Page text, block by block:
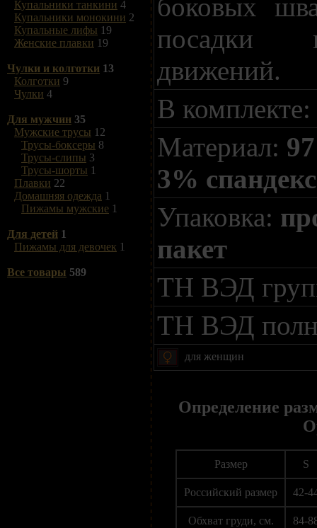
Купальники танкини 4
Купальники монокини 2
Купальные лифы 19
Женские плавки 19
Чулки и колготки 13
Колготки 9
Чулки 4
Для мужчин 35
Мужские трусы 12
Трусы-боксеры 8
Трусы-слипы 3
Трусы-шорты 1
Плавки 22
Домашняя одежда 1
Пижамы мужские 1
Для детей 1
Пижамы для девочек 1
Все товары 589
боковых
посадки
движений.
В
Материал:
3% спандекс
Упаковка:
пакет
ТН ВЭД
ТН ВЭД
для женщин
Определение
Размер S
Российский размер 42-
Обхват груди, см. 84-